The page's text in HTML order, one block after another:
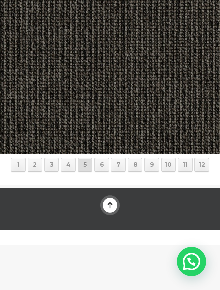
1 2 3 4 5 6 7 8 9 10 11 12